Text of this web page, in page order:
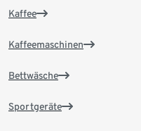
Kaffee
Kaffeemaschinen
Bettwäsche
Sportgeräte